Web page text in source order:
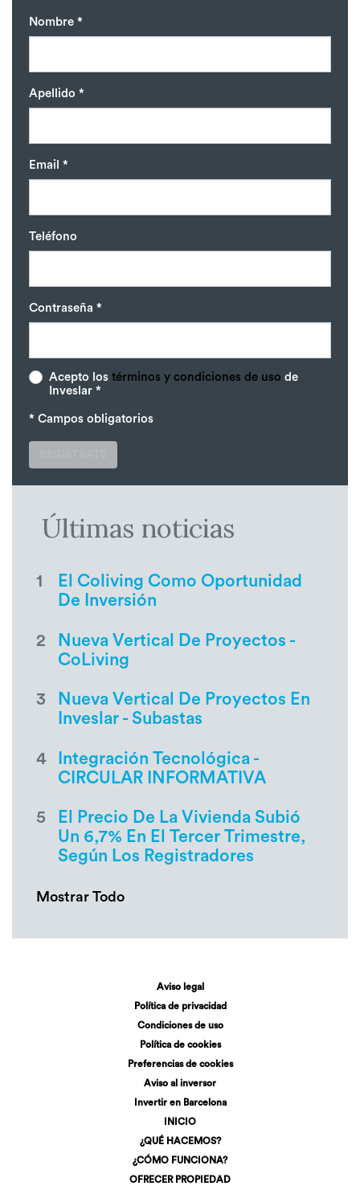
Nombre *
Apellido *
Email *
Teléfono
Contraseña *
Acepto los términos y condiciones de uso de
Inveslar *
* Campos obligatorios
Últimas noticias
1
El Coliving Como Oportunidad
De Inversión
2
Nueva Vertical De Proyectos -
CoLiving
3
Nueva Vertical De Proyectos En
Inveslar - Subastas
4
Integración Tecnológica -
CIRCULAR INFORMATIVA
5
El Precio De La Vivienda Subió
Un 6,7% En El Tercer Trimestre,
Según Los Registradores
Mostrar Todo
Aviso legal
Política de privacidad
Condiciones de uso
Política de cookies
Preferencias de cookies
Aviso al inversor
Invertir en Barcelona
INICIO
¿QUÉ HACEMOS?
¿CÓMO FUNCIONA?
OFRECER PROPIEDAD